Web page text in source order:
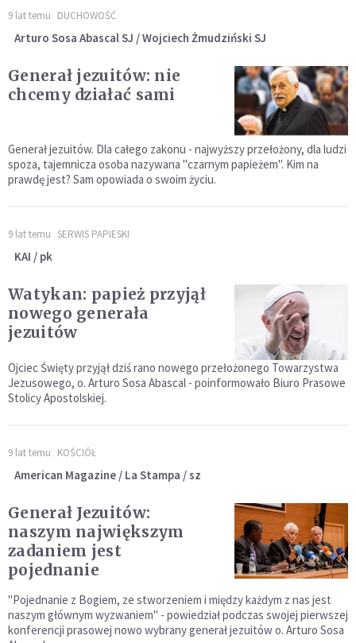
9 lat temu DUCHOWOŚĆ
Arturo Sosa Abascal SJ / Wojciech Żmudziński SJ
Generał jezuitów: nie
chcemy działać sami
Generał jezuitów. Dla całego zakonu - najwyższy przełożony, dla ludzi
spoza, tajemnicza osoba nazywana "czarnym papieżem". Kim na
prawdę jest? Sam opowiada o swoim życiu.
9 lat temu SERWIS PAPIESKI
KAI / pk
Watykan: papież przyjął
nowego generała
jezuitów
Ojciec Święty przyjął dziś rano nowego przełożonego Towarzystwa
Jezusowego, o. Arturo Sosa Abascal - poinformowało Biuro Prasowe
Stolicy Apostolskiej.
9 lat temu KOŚCIÓŁ
American Magazine / La Stampa / sz
Generał Jezuitów:
naszym największym
zadaniem jest
pojednanie
"Pojednanie z Bogiem, ze stworzeniem i między każdym z nas jest
naszym głównym wyzwaniem" - powiedział podczas swojej pierwszej
konferencji prasowej nowo wybrany generał jezuitów o. Arturo Sosa